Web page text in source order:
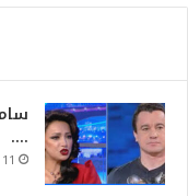
….
11 أغسطس 2022